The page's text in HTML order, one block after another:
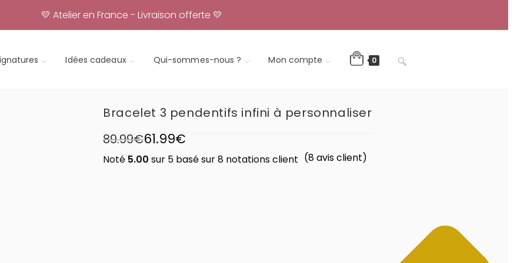
💛 Atelier en France - Livraison offerte 💛
Idées cadeaux Qui-sommes-nous ? Mon compte 0 Toggle
Bracelet 3 pendentifs infini à personnaliser
89.99€61.99€
Noté 5.00 sur 5 basé sur8 notations client (8avis client)